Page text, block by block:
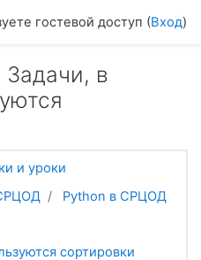
гостевой доступ (Вход)
в
и уроки
Python в СРЦОД
сортировки